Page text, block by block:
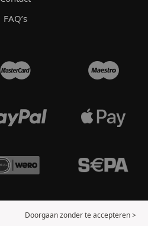
FAQ’s
Doorgaan zonder te accepteren >